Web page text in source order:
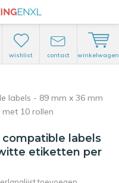
wishlist contact winkelwagen
labels - 89 mm x 36 mm
10 rollen
compatible labels
etiketten per